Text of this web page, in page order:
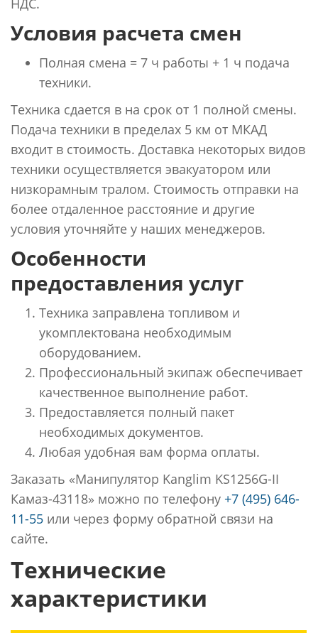
Условия расчета смен
Полная смена = 7 ч работы + 1 ч подача
техники.
Техника сдается в на срок от 1 полной смены.
Подача техники в пределах 5 км от МКАД
входит в стоимость. Доставка некоторых видов
техники осуществляется эвакуатором или
низкорамным тралом. Стоимость отправки на
более отдаленное расстояние и другие
условия уточняйте у наших менеджеров.
Особенности
предоставления услуг
Техника заправлена топливом и
укомплектована необходимым
оборудованием.
Профессиональный экипаж обеспечивает
качественное выполнение работ.
Предоставляется полный пакет
необходимых документов.
Любая удобная вам форма оплаты.
Заказать «Манипулятор Kanglim KS1256G-II
Камаз-43118» можно по телефону +7 (495) 646-
11-55 или через форму обратной связи на
сайте.
Технические
характеристики